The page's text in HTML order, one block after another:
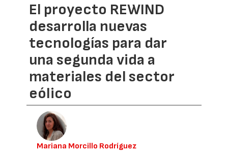
El proyecto REWIND
desarrolla nuevas
tecnologías para dar
una segunda vida a
materiales del sector
eólico
Mariana Morcillo Rodríguez